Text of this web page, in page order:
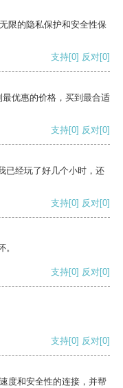
限的隐私保护和安全性保
支持[0] 反对[0]
优惠的价格，买到最合适
支持[0] 反对[0]
已经玩了好几个小时，还
支持[0] 反对[0]
支持[0] 反对[0]
支持[0] 反对[0]
度和安全性的连接，并帮